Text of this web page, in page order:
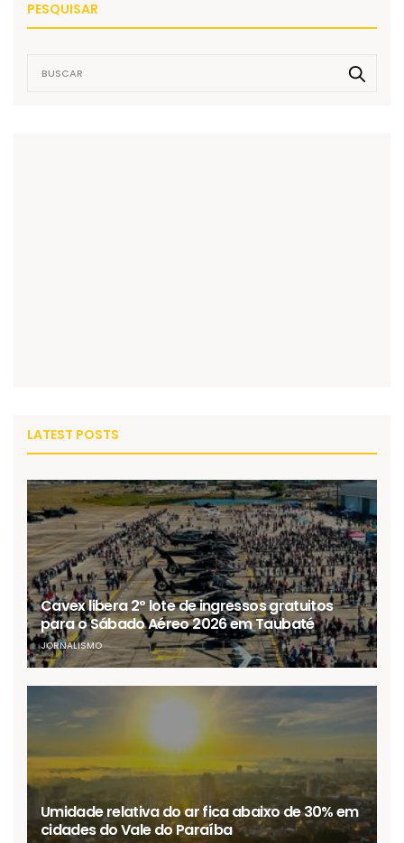
PESQUISAR
LATEST POSTS
Cavex libera 2º lote de ingressos gratuitos
para o Sábado Aéreo 2026 em Taubaté
JORNALISMO
Umidade relativa do ar fica abaixo de 30% em
cidades do Vale do Paraíba